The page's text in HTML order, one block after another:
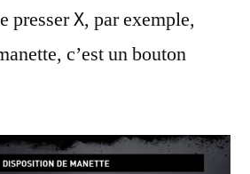
presserX, par exemple,
c’est un bouton